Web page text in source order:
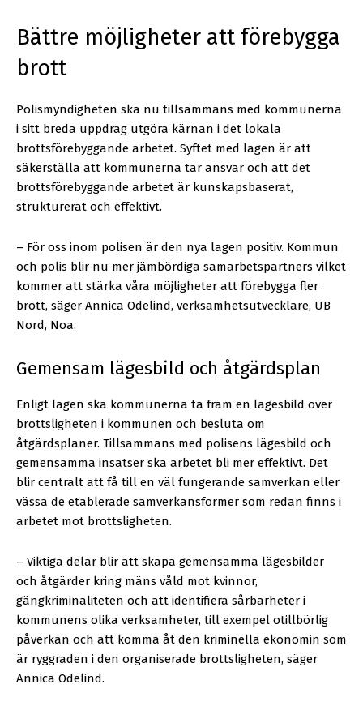
Bättre möjligheter att förebygga
brott
Polismyndigheten ska nu tillsammans med kommunerna
i sitt breda uppdrag utgöra kärnan i det lokala
brottsförebyggande arbetet. Syftet med lagen är att
säkerställa att kommunerna tar ansvar och att det
brottsförebyggande arbetet är kunskapsbaserat,
strukturerat och effektivt.
– För oss inom polisen är den nya lagen positiv. Kommun
och polis blir nu mer jämbördiga samarbetspartners vilket
kommer att stärka våra möjligheter att förebygga fler
brott, säger Annica Odelind, verksamhetsutvecklare, UB
Nord, Noa.
Gemensam lägesbild och åtgärdsplan
Enligt lagen ska kommunerna ta fram en lägesbild över
brottsligheten i kommunen och besluta om
åtgärdsplaner. Tillsammans med polisens lägesbild och
gemensamma insatser ska arbetet bli mer effektivt. Det
blir centralt att få till en väl fungerande samverkan eller
vässa de etablerade samverkansformer som redan finns i
arbetet mot brottsligheten.
– Viktiga delar blir att skapa gemensamma lägesbilder
och åtgärder kring mäns våld mot kvinnor,
gängkriminaliteten och att identifiera sårbarheter i
kommunens olika verksamheter, till exempel otillbörlig
påverkan och att komma åt den kriminella ekonomin som
är ryggraden i den organiserade brottsligheten, säger
Annica Odelind.